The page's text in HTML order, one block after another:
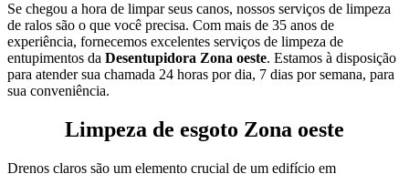
Se chegou a hora de limpar seus canos, nossos serviços de limpeza
de ralos são o que você precisa. Com mais de 35 anos de
experiência, fornecemos excelentes serviços de limpeza de
entupimentos da Desentupidora Zona oeste. Estamos à disposição
para atender sua chamada 24 horas por dia, 7 dias por semana, para
sua conveniência.
Limpeza de esgoto Zona oeste
Drenos claros são um elemento crucial de um edifício em